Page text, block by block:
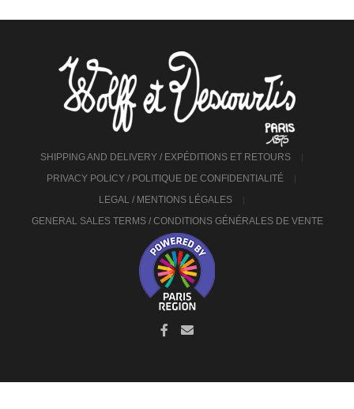
SHIPPING AND DELIVERY / EXPÉDITIONS ET RETOURS
PRIVACY POLICY / POLITIQUE DE CONFIDENTIALITÉ
LEGAL / MENTIONS LÉGALES
GENERAL SALES TERMS / CONDITIONS GÉNÉRALES DE VENTE